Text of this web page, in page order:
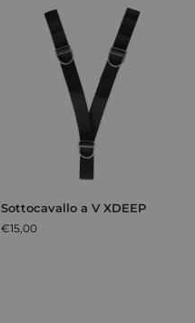
Sottocavallo a V XDEEP
€15,00